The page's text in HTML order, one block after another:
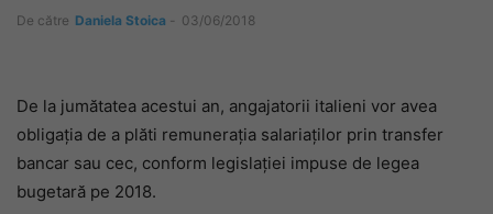
De către Daniela Stoica - 03/06/2018
De la jumătatea acestui an, angajatorii italieni vor avea
obligația de a plăti remunerația salariaților prin transfer
bancar sau cec, conform legislației impuse de legea
bugetară pe 2018.